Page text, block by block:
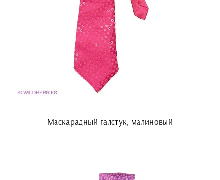
Маскарадный галстук, малиновый